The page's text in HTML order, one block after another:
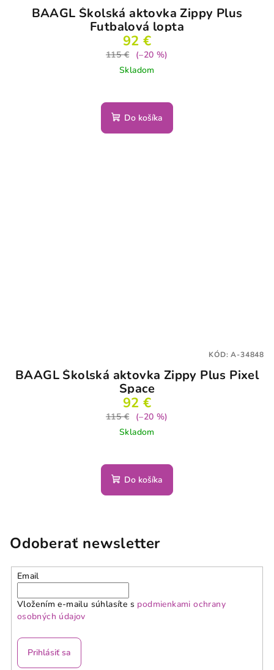
BAAGL Školská aktovka Zippy Plus
Futbalová lopta
92 €
115 €
(–20 %)
Skladom
Do košíka
BAAGL Školská aktovka Zippy Plus Pixel
Space
92 €
115 €
(–20 %)
Skladom
Do košíka
KÓD:A-34848
Odoberať newsletter
Email
Vložením e-mailu súhlasíte s podmienkami ochrany
osobných údajov
Prihlásiť sa